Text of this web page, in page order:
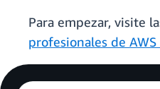
Para empezar, visite
profesionales de